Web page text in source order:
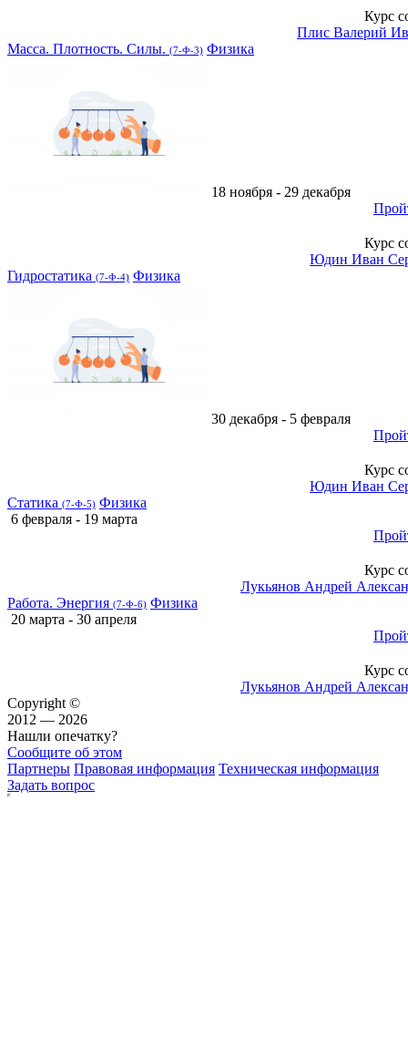
Курс
Плис Валерий
Масса. Плотность. Силы. (7-Ф-3) Физика
18 ноября - 29 декабря
Курс
Юдин Иван
Гидростатика (7-Ф-4) Физика
30 декабря - 5 февраля
Курс
Юдин Иван
Статика (7-Ф-5) Физика
6 февраля - 19 марта
Курс
Лукьянов Андрей
Работа. Энергия (7-Ф-6) Физика
20 марта - 30 апреля
Курс
Лукьянов Андрей
Copyright ©
2012 — 2026
Нашли опечатку?
Сообщите об этом
Партнеры Правовая информация Техническая информация
Задать вопрос